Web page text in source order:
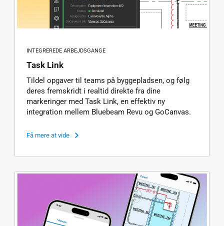
INTEGREREDE ARBEJDSGANGE
Task Link
Tildel opgaver til teams på byggepladsen, og følg
deres fremskridt i realtid direkte fra dine
markeringer med Task Link, en effektiv ny
integration mellem Bluebeam Revu og GoCanvas.
Få mere at vide